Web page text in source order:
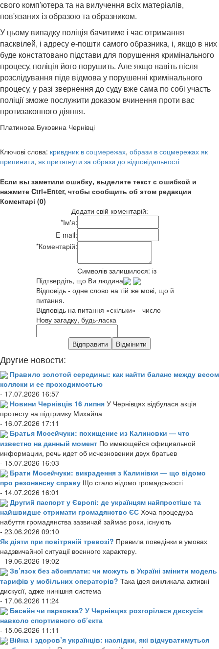
свого комп'ютера та на вилучення всіх матеріалів,
пов'язаних із образою та образником.
У цьому випадку поліція бачитиме і час отримання
пасквілей, і адресу е-пошти самого образника, і, якщо в них
буде констатовано підстави для порушення кримінального
процесу, поліція його порушить. Але якщо навіть після
розслідування піде відмова у порушенні кримінального
процесу, у разі звернення до суду вже сама по собі участь
поліції зможе послужити доказом вчинення проти вас
протизаконного діяння.
Платинова Буковина Чернівці
Ключові слова: кривдник в соцмережах, образи в соцмережах як
припинити, як притягнути за образи до відповідальності
Если вы заметили ошибку, выделите текст с ошибкой и
нажмите Ctrl+Enter, чтобы сообщить об этом редакции
Коментарі (0)
Додати свій коментарій:
*Ім'я:
E-mail:
*Коментарій:
Символів залишилося: із
Підтвердіть, що Ви людина
Відповідь - одне слово на тій же мові, що й
питання.
Відповідь на питання «скільки» - число
Нову загадку, будь-ласка
Другие новости:
Правило золотой середины: как найти баланс между весом
коляски и ее проходимостью
- 17.07.2026 16:57
Новини Чернівців 16 липня У Чернівцях відбулася акція
протесту на підтримку Михайла
- 16.07.2026 17:11
Братья Мосейчуки: похищение из Калиновки — что
известно на данный момент По имеющейся официальной
информации, речь идет об исчезновении двух братьев
- 15.07.2026 16:03
Брати Мосейчуки: викрадення з Калинівки — що відомо
про резонансну справу Що стало відомо громадськості
- 14.07.2026 16:01
Другий паспорт у Європі: де українцям найпростіше та
найшвидше отримати громадянство ЄС Хоча процедура
набуття громадянства зазвичай займає роки, існують
- 23.06.2026 09:10
Як діяти при повітряній тревозі? Правила поведінки в умовах
надзвичайної ситуації воєнного характеру.
- 19.06.2026 19:02
Зв’язок без абонплати: чи можуть в Україні змінити модель
тарифів у мобільних операторів? Така ідея викликала активні
дискусії, адже нинішня система
- 17.06.2026 11:24
Басейн чи парковка? У Чернівцях розгорілася дискусія
навколо спортивного об’єкта
- 15.06.2026 11:11
Війна і здоров’я українців: наслідки, які відчуватимуться